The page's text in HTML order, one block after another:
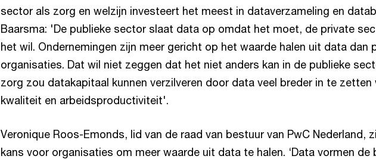
sector als zorg en welzijn investeert het meest in dataverzameling en
Baarsma: 'De publieke sector slaat data op omdat het moet, de private
het wil. Ondernemingen zijn meer gericht op het waarde halen uit data dan
organisaties. Dat wil niet zeggen dat het niet anders kan in de publieke
zorg zou datakapitaal kunnen verzilveren door data veel breder in te zetten
kwaliteit en arbeidsproductiviteit'.
Veronique Roos-Emonds, lid van de raad van bestuur van PwC Nederland,
kans voor organisaties om meer waarde uit data te halen. ‘Data vormen de